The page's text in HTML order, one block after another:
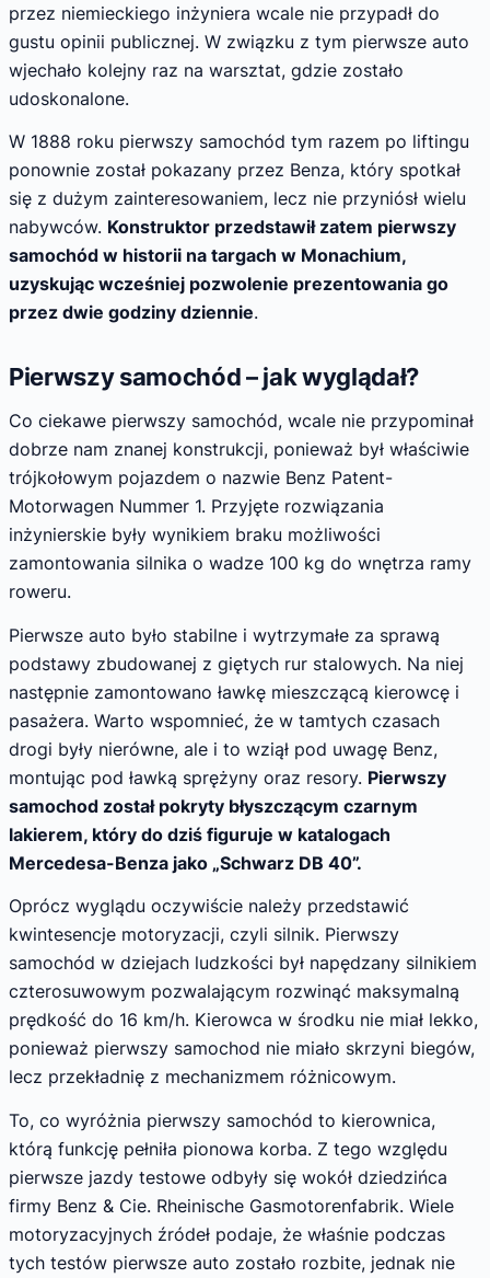
przez niemieckiego inżyniera wcale nie przypadł do
gustu opinii publicznej. W związku z tym pierwsze auto
wjechało kolejny raz na warsztat, gdzie zostało
udoskonalone.
W 1888 roku pierwszy samochód tym razem po liftingu
ponownie został pokazany przez Benza, który spotkał
się z dużym zainteresowaniem, lecz nie przyniósł wielu
nabywców. Konstruktor przedstawił zatem pierwszy
samochód w historii na targach w Monachium,
uzyskując wcześniej pozwolenie prezentowania go
przez dwie godziny dziennie.
Pierwszy samochód – jak wyglądał?
Co ciekawe pierwszy samochód, wcale nie przypominał
dobrze nam znanej konstrukcji, ponieważ był właściwie
trójkołowym pojazdem o nazwie Benz Patent-
Motorwagen Nummer 1. Przyjęte rozwiązania
inżynierskie były wynikiem braku możliwości
zamontowania silnika o wadze 100 kg do wnętrza ramy
roweru.
Pierwsze auto było stabilne i wytrzymałe za sprawą
podstawy zbudowanej z giętych rur stalowych. Na niej
następnie zamontowano ławkę mieszczącą kierowcę i
pasażera. Warto wspomnieć, że w tamtych czasach
drogi były nierówne, ale i to wziął pod uwagę Benz,
montując pod ławką sprężyny oraz resory. Pierwszy
samochod został pokryty błyszczącym czarnym
lakierem, który do dziś figuruje w katalogach
Mercedesa-Benza jako „Schwarz DB 40”.
Oprócz wyglądu oczywiście należy przedstawić
kwintesencje motoryzacji, czyli silnik. Pierwszy
samochód w dziejach ludzkości był napędzany silnikiem
czterosuwowym pozwalającym rozwinąć maksymalną
prędkość do 16 km/h. Kierowca w środku nie miał lekko,
ponieważ pierwszy samochod nie miało skrzyni biegów,
lecz przekładnię z mechanizmem różnicowym.
To, co wyróżnia pierwszy samochód to kierownica,
którą funkcję pełniła pionowa korba. Z tego względu
pierwsze jazdy testowe odbyły się wokół dziedzińca
firmy Benz & Cie. Rheinische Gasmotorenfabrik. Wiele
motoryzacyjnych źródeł podaje, że właśnie podczas
tych testów pierwsze auto zostało rozbite, jednak nie